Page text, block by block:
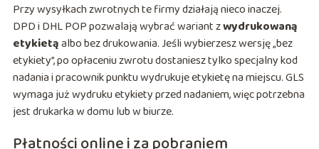
Przy wysyłkach zwrotnych te firmy działają nieco inaczej.
DPD i DHL POP pozwalają wybrać wariant zwydrukowaną
etykietąalbo bez drukowania. Jeśli wybierzesz wersję „bez
etykiety”, po opłaceniu zwrotu dostaniesz tylko specjalny kod
nadania i pracownik punktu wydrukuje etykietę na miejscu. GLS
wymaga już wydruku etykiety przed nadaniem, więc potrzebna
jest drukarka w domu lub w biurze.